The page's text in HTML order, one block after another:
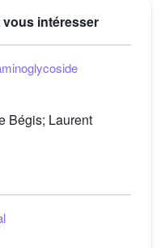
intéresser
Bégis; Laurent